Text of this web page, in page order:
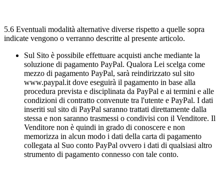
5.6 Eventuali modalità alternative diverse rispetto a quelle sopra
indicate vengono o verranno descritte al presente articolo.
Sul Sito è possibile effettuare acquisti anche mediante la
soluzione di pagamento PayPal. Qualora Lei scelga come
mezzo di pagamento PayPal, sarà reindirizzato sul sito
www.paypal.it dove eseguirà il pagamento in base alla
procedura prevista e disciplinata da PayPal e ai termini e alle
condizioni di contratto convenute tra l'utente e PayPal. I dati
inseriti sul sito di PayPal saranno trattati direttamente dalla
stessa e non saranno trasmessi o condivisi con il Venditore. Il
Venditore non è quindi in grado di conoscere e non
memorizza in alcun modo i dati della carta di pagamento
collegata al Suo conto PayPal ovvero i dati di qualsiasi altro
strumento di pagamento connesso con tale conto.